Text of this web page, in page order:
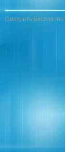
Смотреть